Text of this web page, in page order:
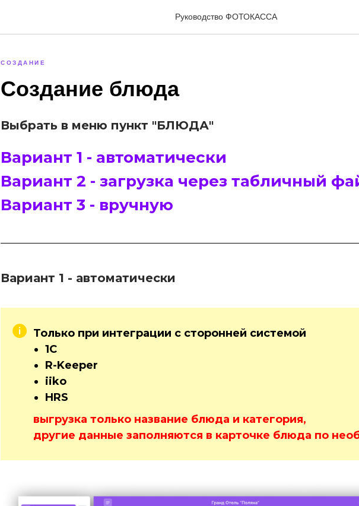
Руководство ФОТОКАССА
СОЗДАНИЕ
Создание блюда
Выбрать в меню пункт "БЛЮДА"
Вариант 1 - автоматически
Вариант 2 - загрузка через табличный
Вариант 3 - вручную
Вариант 1 - автоматически
Только при интеграции с сторонней системой
1С
R-Keeper
iiko
HRS
выгрузка только название блюда и категория,
другие данные заполняются в карточке блюда по